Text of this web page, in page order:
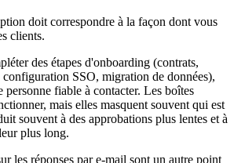
doit correspondre à la façon dont vous
clients.
des étapes d'onboarding (contrats,
SSO, migration de données),
personne fiable à contacter. Les boîtes
mais elles masquent souvent qui est
souvent à des approbations plus lentes et à
plus long.
les réponses par e-mail sont un autre point